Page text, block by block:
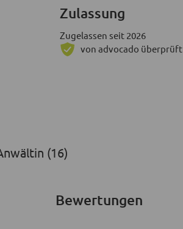
Zulassung
Zugelassen seit 2026
von advocado überprüft
(16)
Bewertungen